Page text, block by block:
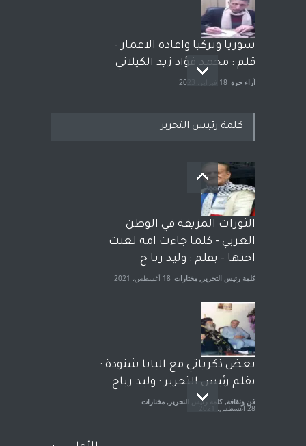
سوريا وتركيا واعادة الاعمار -
قلم : محمد فؤاد زيد الكيلاني
آراء حرة 18 فبراير، 2023
بعد معارك قضائية طاحنة كتب
وترافع فيها بنفسه مرة اخرى..
الشيخ طارق يوسف يقهر
الحكومة الأمريكية ، فأعطوه
الجنسية عن يد وهم صاغرون،
آراء حرة مختارات 7 أبريل، 2023
كلمة رئيس التحرير
الثورات المزيفة في الوطن
العربي - كلما جاءت امة لعنت
اختها - بقلم : وليد ربا ح
كلمة رئيس التحرير , مختارات 18 أغسطس، 2021
بعض ذكرياتي مع البابا شنودة :
بقلم رئيس التحرير : وليد رباح
فن وثقافة, كلمة رئيس التحرير , مختارات
28 أغسطس، 2021